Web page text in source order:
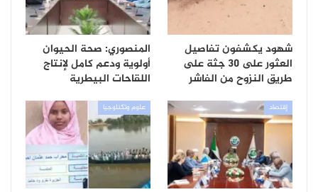
شهود يكشفون تفاصيل
العثور على 30 جثة على
طريق النزوح من الفاشر
المنصوري: صحة الحيوان
أولوية ودعم كامل لإنتاج
اللقاحات البيطرية
إقتصاد علوم وتكنلوجيا